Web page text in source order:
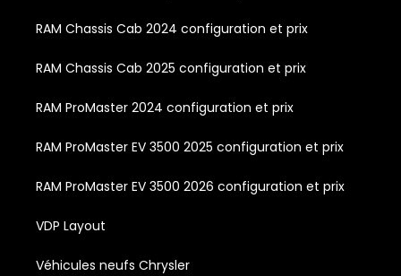
RAM Chassis Cab 2024 configuration et prix
RAM Chassis Cab 2025 configuration et prix
RAM ProMaster 2024 configuration et prix
RAM ProMaster EV 3500 2025 configuration et prix
RAM ProMaster EV 3500 2026 configuration et prix
VDP Layout
Véhicules neufs Chrysler